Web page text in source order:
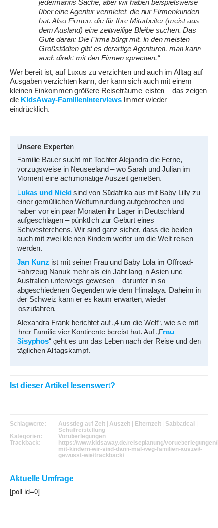
jedermanns Sache, aber wir haben beispielsweise
über eine Agentur vermietet, die nur Firmenkunden
hat. Also Firmen, die für Ihre Mitarbeiter (meist aus
dem Ausland) eine zeitweilige Bleibe suchen. Das
Gute daran: Die Firma bürgt mit. In den meisten
Großstädten gibt es derartige Agenturen, man kann
auch direkt mit den Firmen sprechen.“
Wer bereit ist, auf Luxus zu verzichten und auch im Alltag auf
Ausgaben verzichten kann, der kann sich auch mit einem
kleinen Einkommen größere Reiseträume leisten – das zeigen
die KidsAway-Familieninterviews immer wieder
eindrücklich.
Unsere Experten
Familie Bauer sucht mit Tochter Alejandra die Ferne,
vorzugsweise in Neuseeland – wo Sarah und Julian im
Moment eine achtmonatige Auszeit genießen.
Lukas und Nicki sind von Südafrika aus mit Baby Lilly zu
einer gemütlichen Weltumrundung aufgebrochen und
haben vor ein paar Monaten ihr Lager in Deutschland
aufgeschlagen – pünktlich zur Geburt eines
Schwesterchens. Wir sind ganz sicher, dass die beiden
auch mit zwei kleinen Kindern weiter um die Welt reisen
werden.
Jan Kunz ist mit seiner Frau und Baby Lola im Offroad-
Fahrzeug Nanuk mehr als ein Jahr lang in Asien und
Australien unterwegs gewesen – darunter in so
abgeschiedenen Gegenden wie dem Himalaya. Daheim in
der Schweiz kann er es kaum erwarten, wieder
loszufahren.
Alexandra Frank berichtet auf „4 um die Welt“, wie sie mit
ihrer Familie vier Kontinente bereist hat. Auf „Frau
Sisyphos“ geht es um das Leben nach der Reise und den
täglichen Alltagskampf.
Ist dieser Artikel lesenswert?
Schlagworte: Ausstieg auf Zeit | Auszeit | Elternzeit | Sabbatical |
Schulfreistellung
Kategorien:
Vorüberlegungen
Trackback:
https://www.kidsaway.de/reiseplanung/
mit-kindern-wir-sind-dann-mal-weg-familien-auszeit-
gewusst-wie/trackback/
Aktuelle Umfrage
[poll id=0]